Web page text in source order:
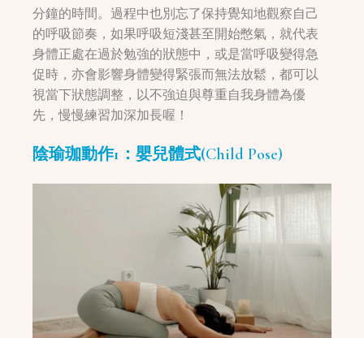
分鐘的時間。過程中也別忘了保持覺知地觀察自己
的呼吸節奏，如果呼吸短淺甚至開始憋氣，就代表
身體正處在過於勉強的狀態中，或是當呼吸變得急
促時，亦會影響身體變得緊張而無法放鬆，都可以
視當下狀態調整，以不強迫與尊重自我身體為優
先，慢慢練習加深加長喔！
陰瑜珈動作1：嬰兒體式(Child Pose)